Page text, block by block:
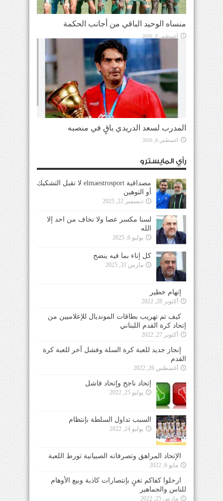
منساه الوحيد الباقي من أجانب الحكمة
أغسطس 8, 2026
المدرب لسعد الدريدي باقٍ في منصبه
أغسطس 8, 2026
رأي المايسترو
مصداقية elmaestrosport لا تقبل التشكيك
أو التوهين
ديسمبر 22, 2025
لسنا مكسر عصا ولا نخاف من احد إلا
الله
يوليو 6, 2025
كل إناء بما فيه ينضح
مارس 31, 2025
إتهام خطير
أكتوبر 28, 2022
كيف تم تهريب بطاقات المونديال للإعلاميين من
إتحاد كرة القدم اللبناني
أكتوبر 27, 2022
إنجاز جديد للعبة كرة السلة وفشل آخر للعبة كرة
القدم
أغسطس 26, 2022
إتحاد ناجح وإتحاد فاشل
يوليو 25, 2022
السبب تداول السلطة بإنتظام
يوليو 24, 2022
الإتحاد المراهق وتصرفاته الصبيانية تورط اللعبة
مايو 6, 2022
ارحلوا كفاكم تغنٍ بإنتصارات كاذبة وبيع الأوهام
للناس والجماهير
مارس 25, 2022